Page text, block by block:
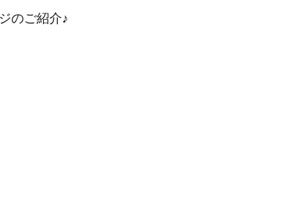
のご紹介♪